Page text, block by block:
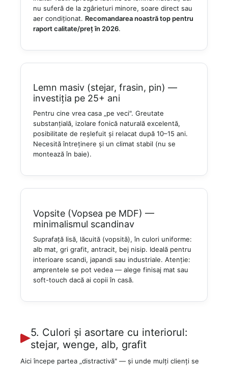
nu suferă de la zgârieturi minore, soare direct sau
aer condiționat. Recomandarea noastră top pentru
raport calitate/preț în 2026.
Lemn masiv (stejar, frasin, pin) —
investiția pe 25+ ani
Pentru cine vrea casa „pe veci". Greutate
substanțială, izolare fonică naturală excelentă,
posibilitate de reșlefuit și relacat după 10–15 ani.
Necesită întreținere și un climat stabil (nu se
montează în baie).
Vopsite (Vopsea pe MDF) —
minimalismul scandinav
Suprafață lisă, lăcuită (vopsită), în culori uniforme:
alb mat, gri grafit, antracit, bej nisip. Ideală pentru
interioare scandi, japandi sau industriale. Atenție:
amprentele se pot vedea — alege finisaj mat sau
soft-touch dacă ai copii în casă.
5. Culori și asortare cu interiorul:
stejar, wenge, alb, grafit
Aici începe partea „distractivă" — și unde mulți clienți se